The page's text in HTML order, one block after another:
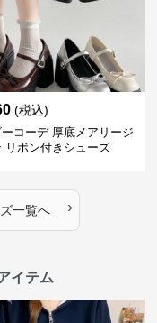
(税込)
コーデ 厚底メアリージ
リボン付きシューズ
一覧へ ›
イテム